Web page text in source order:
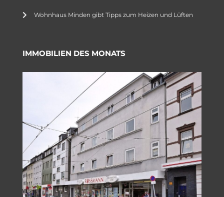
Wohnhaus Minden gibt Tipps zum Heizen und Lüften
IMMOBILIEN DES MONATS